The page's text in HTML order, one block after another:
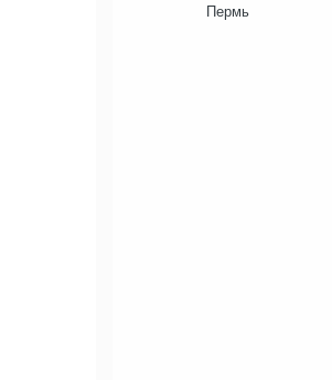
Пермь